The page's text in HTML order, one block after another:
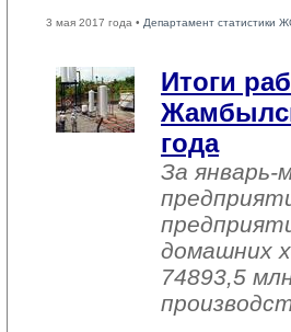
3 мая 2017 года • Департамент статистики
Итоги
года
За
домашних
74893,5